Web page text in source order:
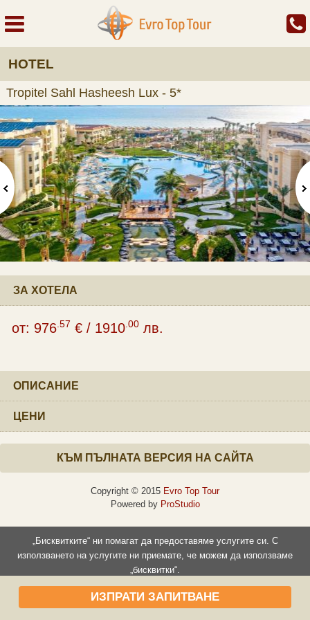
HOTEL
Tropitel Sahl Hasheesh Lux - 5*
ЗА ХОТЕЛА
от: 976 .57 € / 1910 .00 лв.
ОПИСАНИЕ
ЦЕНИ
ИЗПРАТИ ЗАПИТВАНЕ
КЪМ ПЪЛНАТА ВЕРСИЯ НА САЙТА
Copyright © 2015 Evro Top Tour
Powered by ProStudio
„Бисквитките“ ни помагат да предоставяме услугите си. С
използването на услугите ни приемате, че можем да използваме
„бисквитки“.
Прочети повече Съгласен съм